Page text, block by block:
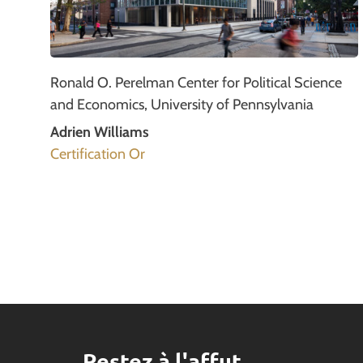
Ronald O. Perelman Center for Political Science
and Economics, University of Pennsylvania
Adrien Williams
Certification Or